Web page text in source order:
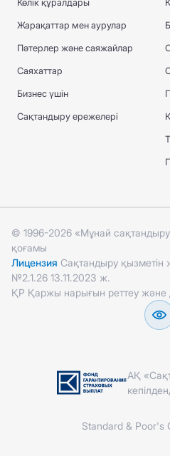
Көлік құралдары
Жарақаттар мен аурулар
Пәтерлер және саяжайлар
Саяхаттар
Бизнес үшін
Сақтандыру ережелері
© 1996-2026 «Мұнай
қоғамы
Лицензия Сақтандыру қызметін
№2.1.26 13.11.2023 ж.
ҚР Қаржы нарығын реттеу және
АҚ
Standard & Poor's